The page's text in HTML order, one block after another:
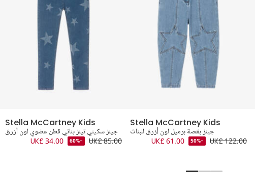
Stella McCartney Kids
جينز سكيني تينز بناتي قطن عضوي لون أزرق
UK£ 85.00
-60%
UK£ 34.00
Stella McCartney Kids
جينز بقصة برميل لون أزرق للبنات
UK£ 122.00
-50%
UK£ 61.00